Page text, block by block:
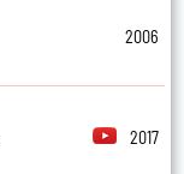
2006
2017